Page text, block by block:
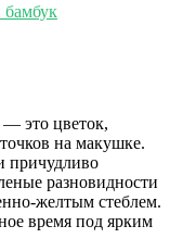
бамбук
это цветок,
на макушке.
причудливо
разновидности
желтым стеблем.
время под ярким